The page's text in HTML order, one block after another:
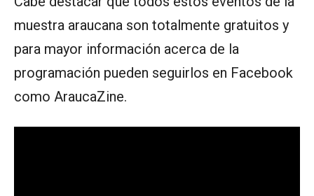
muestra araucana son totalmente gratuitos y
para mayor información acerca de la
programación pueden seguirlos en Facebook
como AraucaZine.